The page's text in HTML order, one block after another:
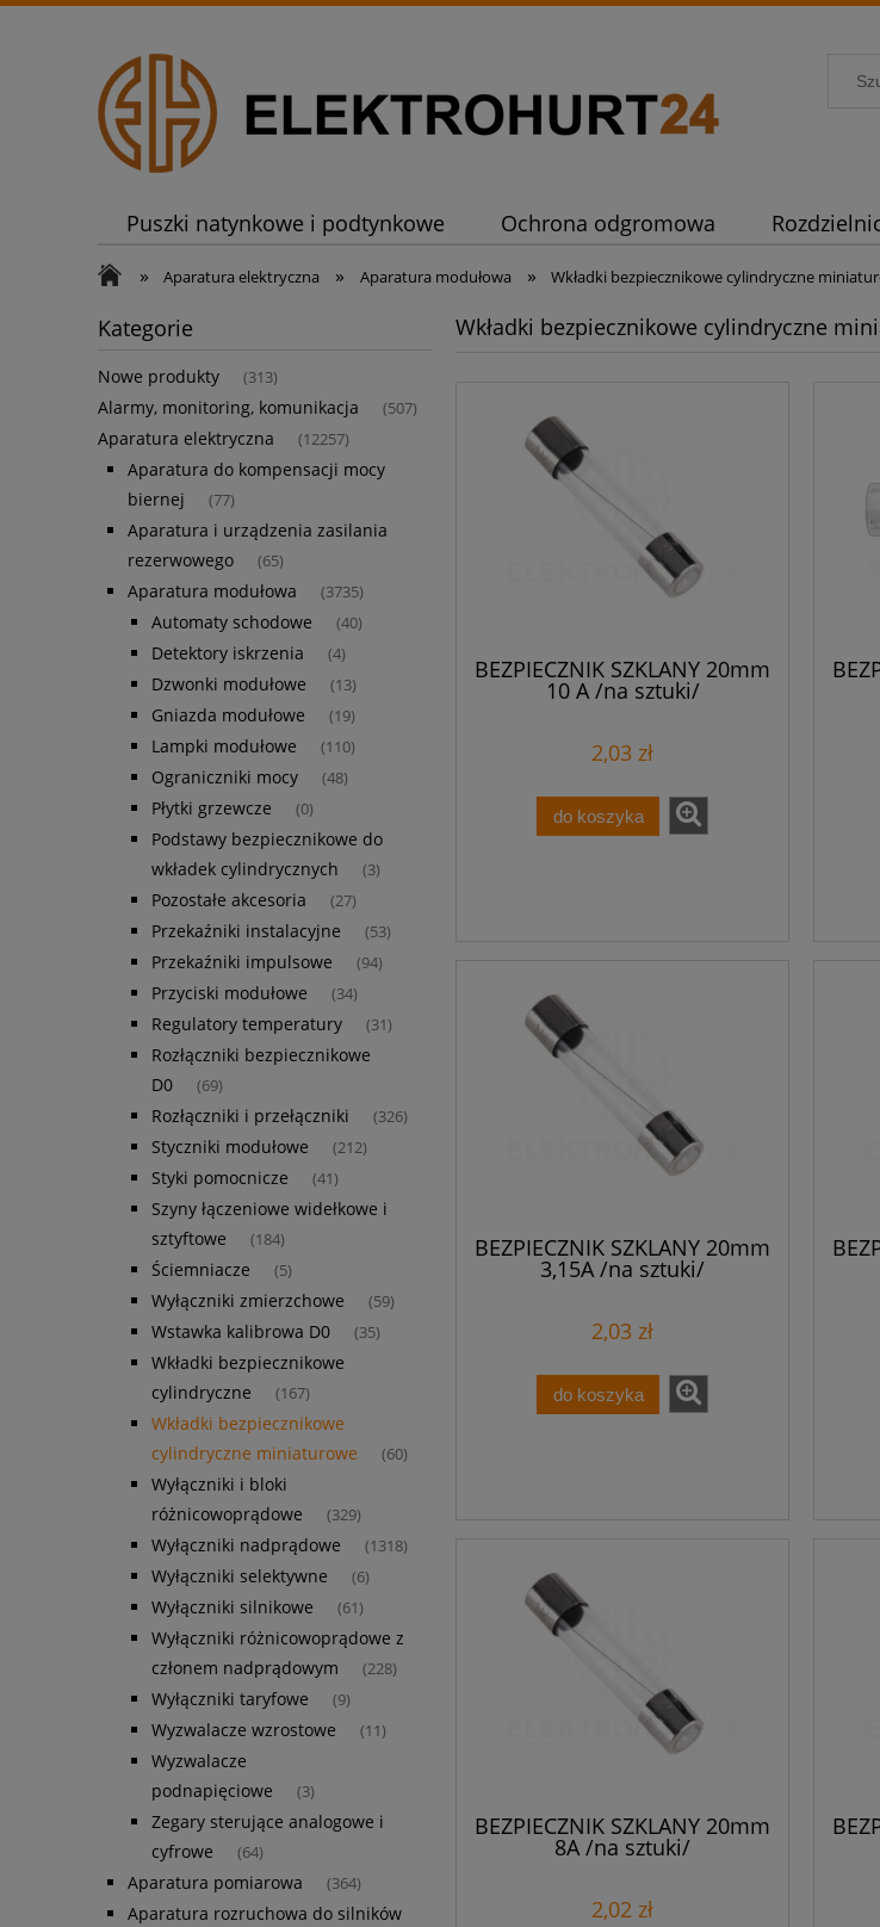
Puszki natynkowe i podtynkowe Ochrona odgromowa
» Aparatura elektryczna » Aparatura modułowa » Wkładki bezpiecznikowe cylindryczne
Kategorie
Nowe produkty (313)
Alarmy, monitoring, komunikacja (507)
Aparatura elektryczna (12257)
Aparatura do kompensacji mocy
biernej
(77)
Aparatura i urządzenia zasilania
rezerwowego
(65)
Aparatura modułowa (3735)
Automaty schodowe (40)
Detektory iskrzenia (4)
Dzwonki modułowe (13)
Gniazda modułowe (19)
Lampki modułowe (110)
Ograniczniki mocy (48)
Płytki grzewcze (0)
Podstawy bezpiecznikowe do
wkładek cylindrycznych
(3)
Pozostałe akcesoria (27)
Przekaźniki instalacyjne (53)
Przekaźniki impulsowe (94)
Przyciski modułowe (34)
Regulatory temperatury (31)
Rozłączniki bezpiecznikowe
D0
(69)
Rozłączniki i przełączniki (326)
Styczniki modułowe (212)
Styki pomocnicze (41)
Szyny łączeniowe widełkowe i
sztyftowe
(184)
Ściemniacze (5)
Wyłączniki zmierzchowe (59)
Wstawka kalibrowa D0 (35)
Wkładki bezpiecznikowe
cylindryczne
(167)
Wkładki bezpiecznikowe
cylindryczne miniaturowe
(60)
Wyłączniki i bloki
różnicowoprądowe
(329)
Wyłączniki nadprądowe (1318)
Wyłączniki selektywne (6)
Wyłączniki silnikowe (61)
Wyłączniki różnicowoprądowe z
członem nadprądowym
(228)
Wyłączniki taryfowe (9)
Wyzwalacze wzrostowe (11)
Wyzwalacze
podnapięciowe
(3)
Zegary sterujące analogowe i
cyfrowe
(64)
Aparatura pomiarowa (364)
Aparatura rozruchowa do silników
Wkładki bezpiecznikowe cylindryczne
BEZPIECZNIK SZKLANY 20mm
10 A /na sztuki/
2,03 zł
do koszyka
BEZPIECZNIK SZKLANY 20mm
3,15A /na sztuki/
2,03 zł
do koszyka
BEZPIECZNIK SZKLANY 20mm
8A /na sztuki/
2,02 zł